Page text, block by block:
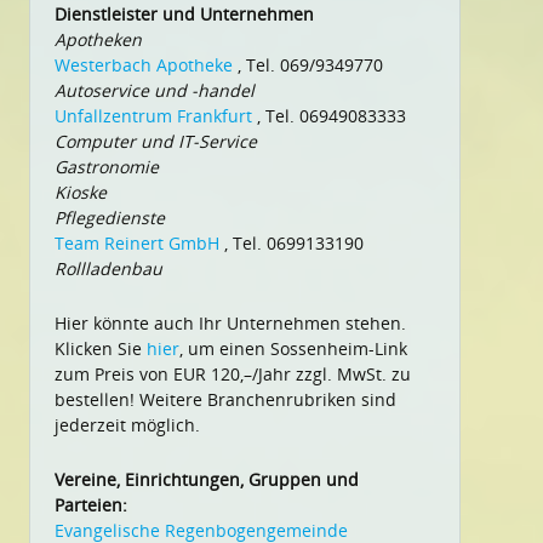
Dienstleister und Unternehmen
Apotheken
Westerbach Apotheke , Tel. 069/9349770
Autoservice und -handel
Unfallzentrum Frankfurt , Tel. 06949083333
Computer und IT-Service
Gastronomie
Kioske
Pflegedienste
Team Reinert GmbH , Tel. 0699133190
Rollladenbau
Hier könnte auch Ihr Unternehmen stehen.
Klicken Sie hier, um einen Sossenheim-Link
zum Preis von EUR 120,–/Jahr zzgl. MwSt. zu
bestellen! Weitere Branchenrubriken sind
jederzeit möglich.
Vereine, Einrichtungen, Gruppen und
Parteien:
Evangelische Regenbogengemeinde